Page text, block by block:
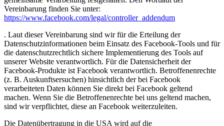
Vereinbarung finden Sie unter:
https://www.facebook.com/legal/controller_addendum
. Laut dieser Vereinbarung sind wir für die Erteilung der
Datenschutzinformationen beim Einsatz des Facebook-Tools und für
die datenschutzrechtlich sichere Implementierung des Tools auf
unserer Website verantwortlich. Für die Datensicherheit der
Facebook-Produkte ist Facebook verantwortlich. Betroffenenrechte
(z. B. Auskunftsersuchen) hinsichtlich der bei Facebook
verarbeiteten Daten können Sie direkt bei Facebook geltend
machen. Wenn Sie die Betroffenenrechte bei uns geltend machen,
sind wir verpflichtet, diese an Facebook weiterzuleiten.
Die Datenübertragung in die USA wird auf die